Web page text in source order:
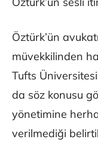
Öztürk’ün
müvekkilinden
Tufts
da söz konusu
yönetimine
verilmediği